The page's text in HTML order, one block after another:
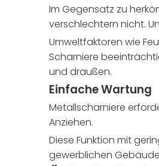
Im Gegensatz zu
verschlechtern nicht.
Umweltfaktoren wie
Scharniere
und draußen.
Einfache Wartung
Metallscharniere
Anziehen.
Diese Funktion mit
gewerblichen